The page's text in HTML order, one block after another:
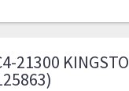
21300